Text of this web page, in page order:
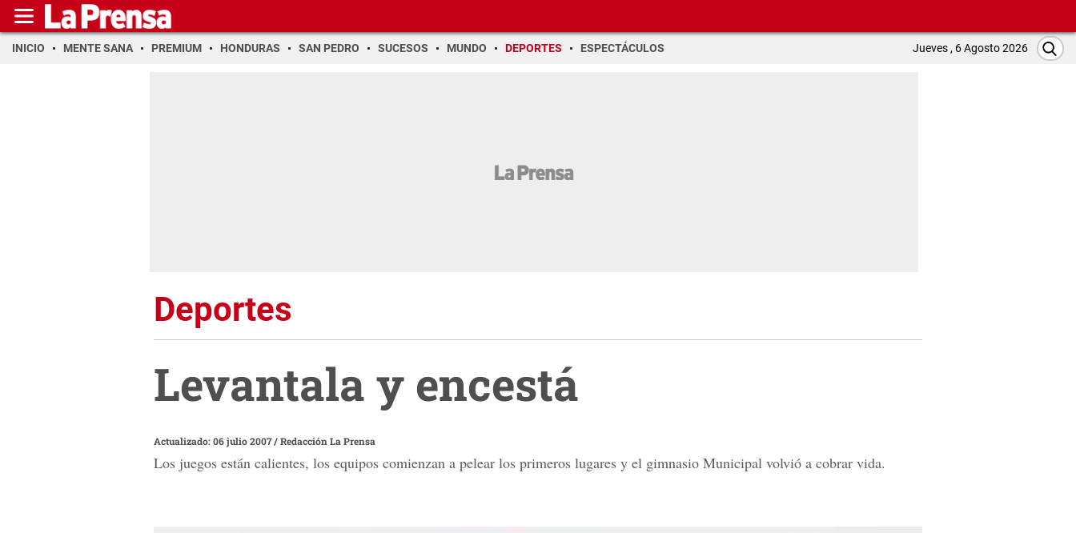
INICIO MENTE SANA PREMIUM HONDURAS SAN PEDRO SUCESOS MUNDO DEPORTES ESPECTÁCULOS Jueves , 6 Agosto 2026
Deportes
Levantala y encestá
Actualizado: 06 julio 2007/Redacción La Prensa
Los juegos están calientes, los equipos comienzan a pelear los primeros lugares y el gimnasio Municipal volvió a cobrar vida.